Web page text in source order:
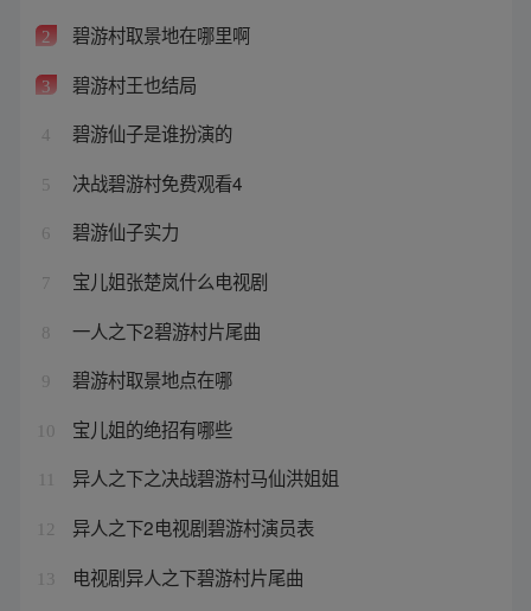
2 碧游村取景地在哪里啊
3 碧游村王也结局
4 碧游仙子是谁扮演的
5 决战碧游村免费观看4
6 碧游仙子实力
7 宝儿姐张楚岚什么电视剧
8 一人之下2碧游村片尾曲
9 碧游村取景地点在哪
10 宝儿姐的绝招有哪些
异人之下之决战碧游村马仙洪姐姐
12 异人之下2电视剧碧游村演员表
13 电视剧异人之下碧游村片尾曲